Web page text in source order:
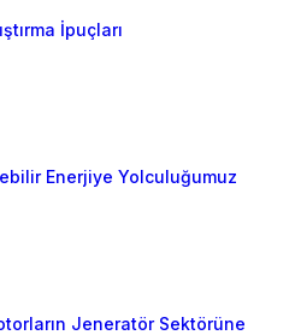
İpuçları
Enerjiye Yolculuğumuz
Jeneratör Sektörüne